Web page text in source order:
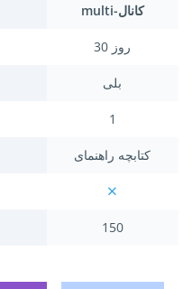
multi-کانال
30 روز
بلی
1
کتابچه راهنمای
150